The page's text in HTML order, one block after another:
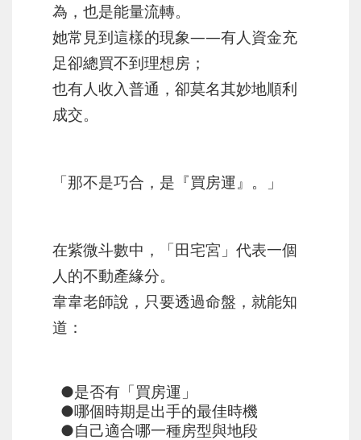
為，也是能量流轉。
她常見到這樣的現象——有人資金充
足卻總買不到理想房；
也有人收入普通，卻莫名其妙地順利
成交。
「那不是巧合，是『買房運』。」
在紫微斗數中，「田宅宮」代表一個
人的不動產緣分。
韋韋老師說，只要透過命盤，就能知
道：
●是否有「買房運」
●哪個時期是出手的最佳時機
●自己適合哪一種房型與地段